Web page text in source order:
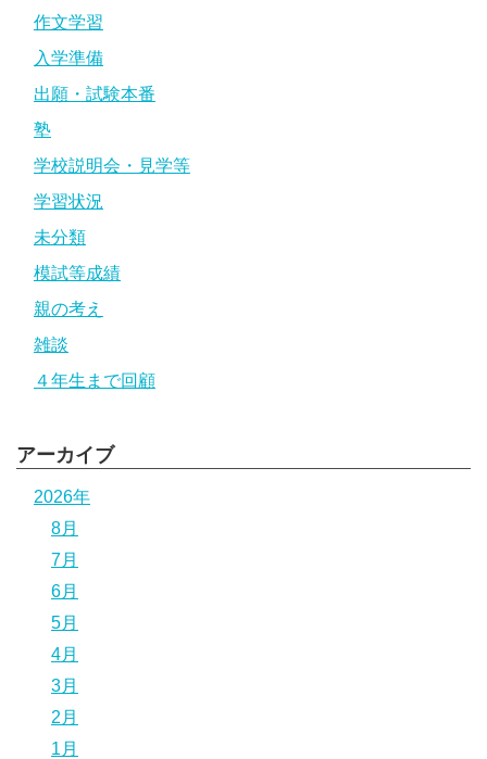
作文学習
入学準備
出願・試験本番
塾
学校説明会・見学等
学習状況
未分類
模試等成績
親の考え
雑談
４年生まで回顧
アーカイブ
2026年
8月
7月
6月
5月
4月
3月
2月
1月